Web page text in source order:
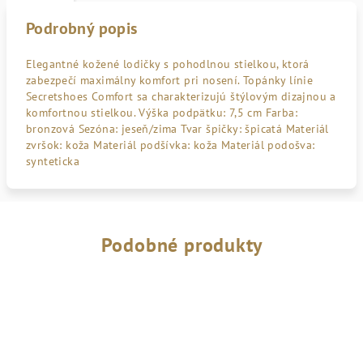
Podrobný popis
Elegantné kožené lodičky s pohodlnou stielkou, ktorá
zabezpečí maximálny komfort pri nosení. Topánky línie
Secretshoes Comfort sa charakterizujú štýlovým dizajnou a
komfortnou stielkou. Výška podpätku: 7,5 cm Farba:
bronzová Sezóna: jeseň/zima Tvar špičky: špicatá Materiál
zvršok: koža Materiál podšívka: koža Materiál podošva:
synteticka
Podobné produkty